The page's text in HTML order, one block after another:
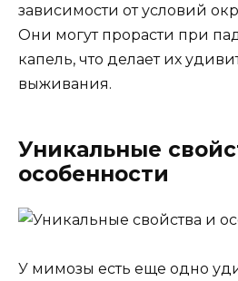
зависимости от условий
Они могут прорасти при
капель, что делает их
выживания.
Уникальные
особенности
У мимозы есть еще одно